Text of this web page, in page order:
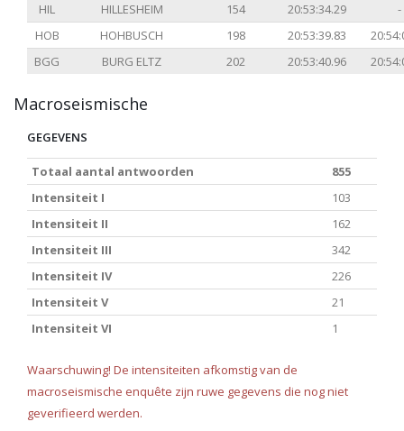
HIL
HILLESHEIM 154 20:53:34.29
-
HOB
HOHBUSCH 198 20:53:39.83
BGG
BURG ELTZ 202 20:53:40.96
Macroseismische
GEGEVENS
Totaal aantal antwoorden
855
Intensiteit I
103
Intensiteit II
162
Intensiteit III
342
Intensiteit IV
226
Intensiteit V
21
Intensiteit VI
1
Waarschuwing! De intensiteiten afkomstig van de
macroseismische enquête zijn ruwe gegevens die nog niet
geverifieerd werden.